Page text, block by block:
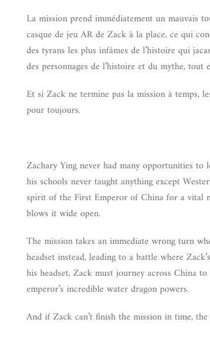
La mission prend immédiatement un mauvais
casque de jeu AR de Zack à la place, ce qui
des tyrans les plus infâmes de l’histoire qui
des personnages de l’histoire et du mythe,
Et si Zack ne termine pas la mission à temps,
pour toujours.
Zachary Ying never had many opportunities to
his schools never taught anything except
spirit of the First Emperor of China for a vital
blows it wide open.
The mission takes an immediate wrong turn
headset instead, leading to a battle where
his headset, Zack must journey across China
emperor’s incredible water dragon powers.
And if Zack can’t finish the mission in time,